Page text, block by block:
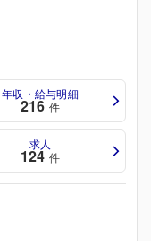
年収・給与明細
216 件
求人
124 件